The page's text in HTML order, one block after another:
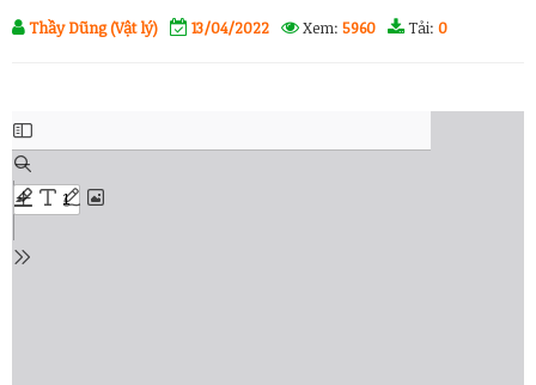
Thầy Dũng (Vật lý) 13/04/2022 Xem: 5960 Tải: 0